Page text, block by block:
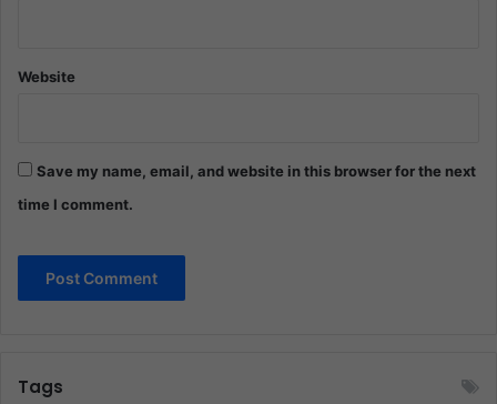
Website
Save my name, email, and website in this browser for the next
time I comment.
Tags